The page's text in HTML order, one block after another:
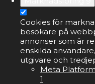
Cookies för
besökare på
annonser som är
enskilda
utgivare och
Meta
1